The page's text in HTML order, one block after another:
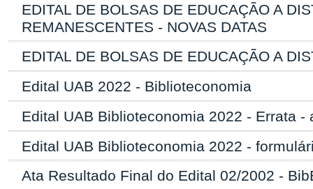
EDITAL DE BOLSAS DE EDUCAÇÃO A
REMANESCENTES - NOVAS DATAS
EDITAL DE BOLSAS DE EDUCAÇÃO A
Edital UAB 2022 - Biblioteconomia
Edital UAB Biblioteconomia 2022 - Errata
Edital UAB Biblioteconomia 2022 -
Ata Resultado Final do Edital 02/2002 -